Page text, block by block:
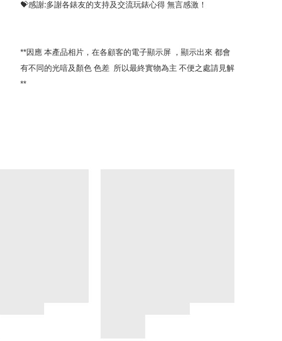
💝感謝:多謝各錶友的支持及交流玩錶心得 無言感激！
**因應 本產品相片，在各顧客的電子顯示屏 ，顯示出來 都會
有不同的光喑及顏色 色差  所以最終實物為主 不便之處請見解